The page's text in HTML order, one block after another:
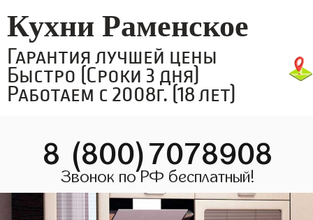
Кухни Раменское
Гарантия лучшей цены
Быстро (Сроки 3 дня)
Работаем с 2008г. (18 лет)
8 (800)7078908
Звонок по РФ бесплатный!